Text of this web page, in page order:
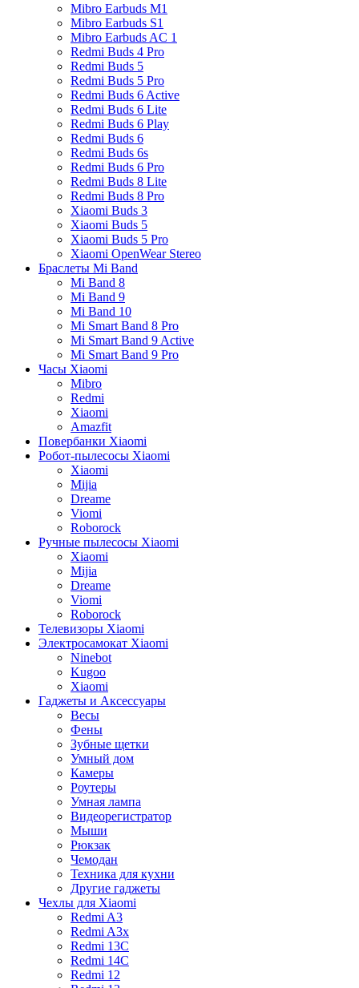
Mibro Earbuds M1
Mibro Earbuds S1
Mibro Earbuds AC 1
Redmi Buds 4 Pro
Redmi Buds 5
Redmi Buds 5 Pro
Redmi Buds 6 Active
Redmi Buds 6 Lite
Redmi Buds 6 Play
Redmi Buds 6
Redmi Buds 6s
Redmi Buds 6 Pro
Redmi Buds 8 Lite
Redmi Buds 8 Pro
Xiaomi Buds 3
Xiaomi Buds 5
Xiaomi Buds 5 Pro
Xiaomi OpenWear Stereo
Браслеты Mi Band
Mi Band 8
Mi Band 9
Mi Band 10
Mi Smart Band 8 Pro
Mi Smart Band 9 Active
Mi Smart Band 9 Pro
Часы Xiaomi
Mibro
Redmi
Xiaomi
Amazfit
Повербанки Xiaomi
Робот-пылесосы Xiaomi
Xiaomi
Mijia
Dreame
Viomi
Roborock
Ручные пылесосы Xiaomi
Xiaomi
Mijia
Dreame
Viomi
Roborock
Телевизоры Xiaomi
Электросамокат Xiaomi
Ninebot
Kugoo
Xiaomi
Гаджеты и Аксессуары
Весы
Фены
Зубные щетки
Умный дом
Камеры
Роутеры
Умная лампа
Видеорегистратор
Мыши
Рюкзак
Чемодан
Техника для кухни
Другие гаджеты
Чехлы для Xiaomi
Redmi A3
Redmi A3x
Redmi 13C
Redmi 14C
Redmi 12